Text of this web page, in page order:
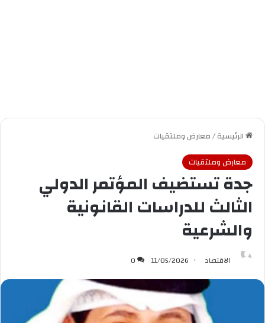
الرئيسية/معارض وملتقيات
معارض وملتقيات
جدة تستضيف المؤتمر الدولي
الثالث للدراسات القانونية
والشرعية
الاقتصاد 11/05/2026
0